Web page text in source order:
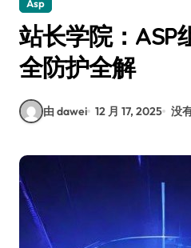
Asp
站长学院：ASP
全防护全解
由 dawei 12 月 17, 2025 没